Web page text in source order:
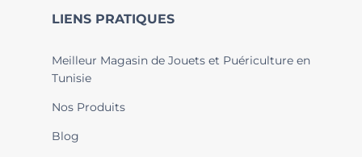
LIENS PRATIQUES
Meilleur Magasin de Jouets et Puériculture en
Tunisie
Nos Produits
Blog